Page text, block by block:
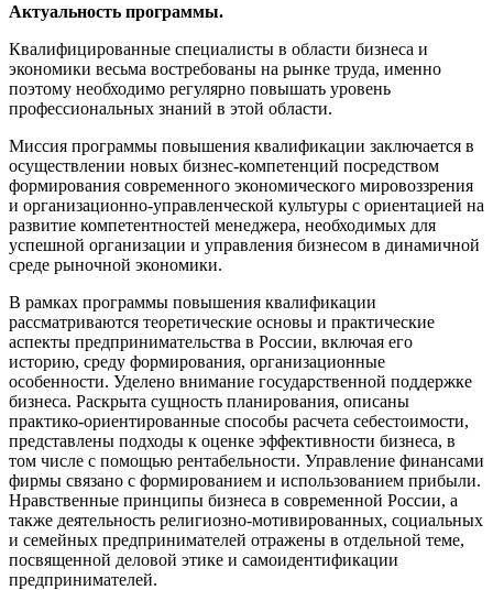
Актуальность программы.
Квалифицированные специалисты в области бизнеса и
экономики весьма востребованы на рынке труда, именно
поэтому необходимо регулярно повышать уровень
профессиональных знаний в этой области.
Миссия программы повышения квалификации заключается в
осуществлении новых бизнес-компетенций посредством
формирования современного экономического мировоззрения
и организационно-управленческой культуры с ориентацией на
развитие компетентностей менеджера, необходимых для
успешной организации и управления бизнесом в динамичной
среде рыночной экономики.
В рамках программы повышения квалификации
рассматриваются теоретические основы и практические
аспекты предпринимательства в России, включая его
историю, среду формирования, организационные
особенности. Уделено внимание государственной поддержке
бизнеса. Раскрыта сущность планирования, описаны
практико-ориентированные способы расчета себестоимости,
представлены подходы к оценке эффективности бизнеса, в
том числе с помощью рентабельности. Управление финансами
фирмы связано с формированием и использованием прибыли.
Нравственные принципы бизнеса в современной России, а
также деятельность религиозно-мотивированных, социальных
и семейных предпринимателей отражены в отдельной теме,
посвященной деловой этике и самоидентификации
предпринимателей.